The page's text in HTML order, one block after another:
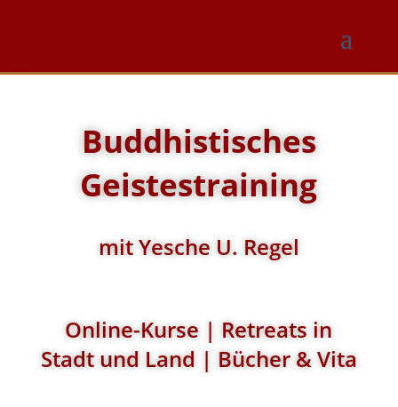
Buddhistisches
Geistestraining
mit Yesche U. Regel
Online-Kurse | Retreats in
Stadt und Land | Bücher & Vita